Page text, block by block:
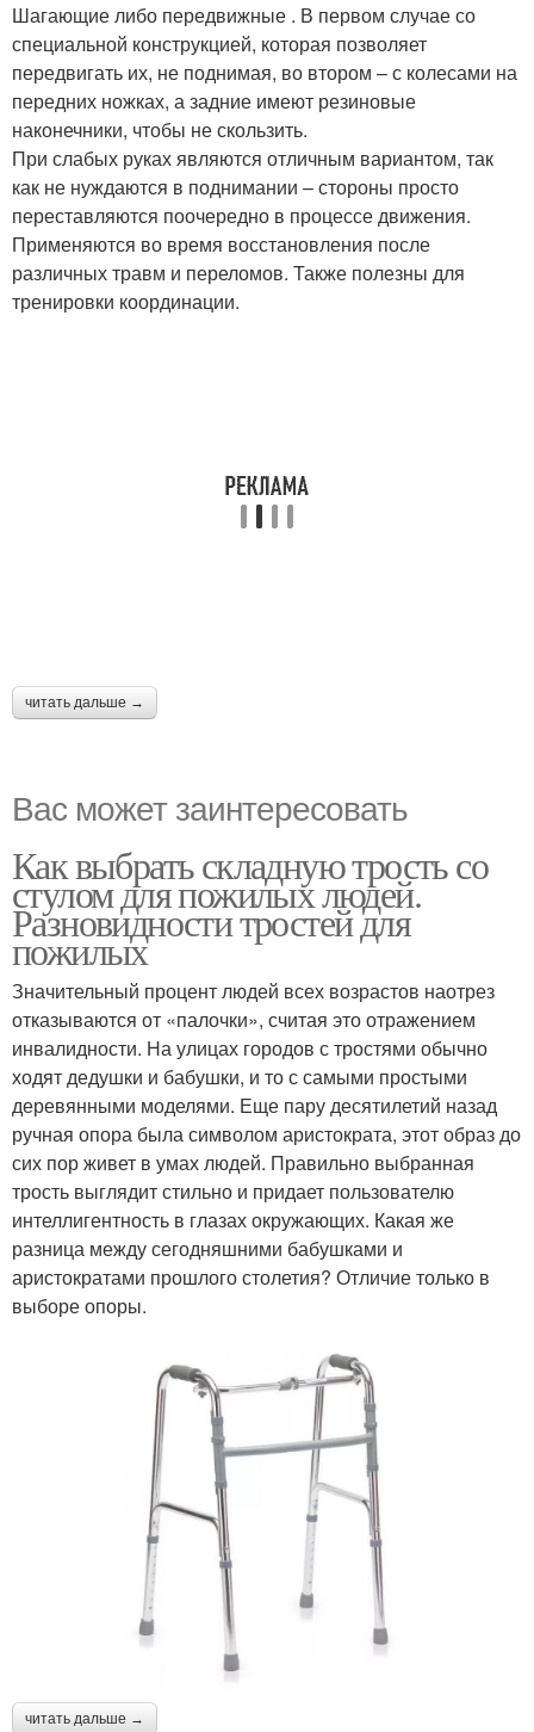
Шагающие либо передвижные . В первом случае со
специальной конструкцией, которая позволяет
передвигать их, не поднимая, во втором – с колесами на
передних ножках, а задние имеют резиновые
наконечники, чтобы не скользить.
При слабых руках являются отличным вариантом, так
как не нуждаются в поднимании – стороны просто
переставляются поочередно в процессе движения.
Применяются во время восстановления после
различных травм и переломов. Также полезны для
тренировки координации.
читать дальше →
Вас может заинтересовать
Как выбрать складную трость со
стулом для пожилых людей.
Разновидности тростей для
пожилых
Значительный процент людей всех возрастов наотрез
отказываются от «палочки», считая это отражением
инвалидности. На улицах городов с тростями обычно
ходят дедушки и бабушки, и то с самыми простыми
деревянными моделями. Еще пару десятилетий назад
ручная опора была символом аристократа, этот образ до
сих пор живет в умах людей. Правильно выбранная
трость выглядит стильно и придает пользователю
интеллигентность в глазах окружающих. Какая же
разница между сегодняшними бабушками и
аристократами прошлого столетия? Отличие только в
выборе опоры.
читать дальше →